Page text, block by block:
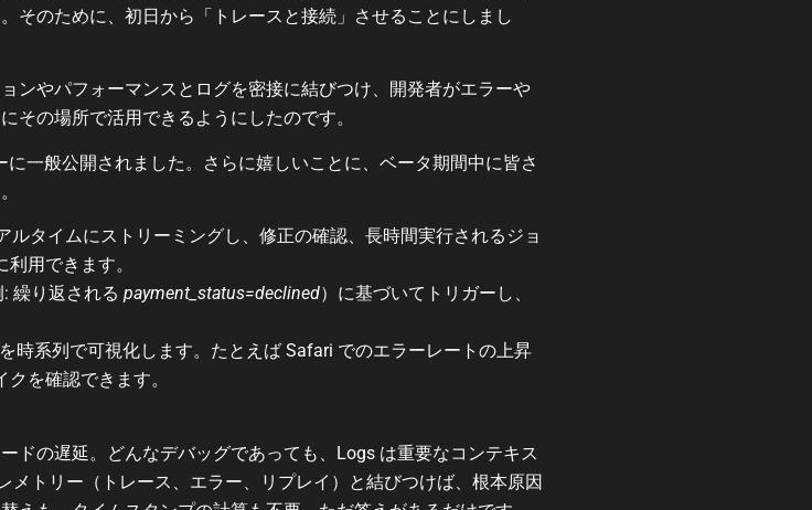
そのために、初日から「トレースと接続」させることにしまし
ンやパフォーマンスとログを密接に結びつけ、開発者がエラーや
その場所で活用できるようにしたのです。
一般公開されました。さらに嬉しいことに、ベータ期間中に皆さ
ルタイムにストリーミングし、修正の確認、長時間実行されるジョ
用できます。
繰り返される payment_status=declined）に基づいてトリガーし、
時系列で可視化します。たとえば Safari でのエラーレートの上昇
を確認できます。
ドの遅延。どんなデバッグであっても、Logs は重要なコンテキス
メトリー（トレース、エラー、リプレイ）と結びつけば、根本原因